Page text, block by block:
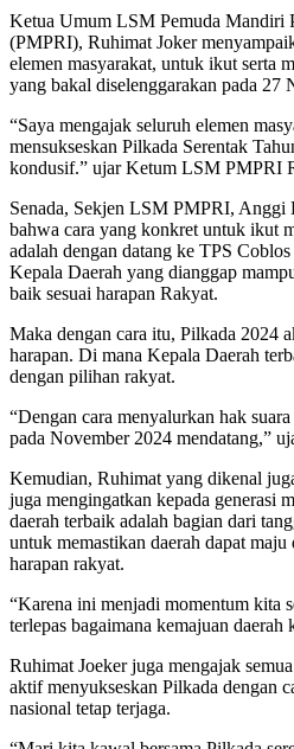
Ketua Umum LSM Pemuda Mandiri
(PMPRI), Ruhimat Joker
elemen masyarakat, untuk ikut serta
yang bakal diselenggarakan pada 27
“Saya mengajak seluruh elemen
mensukseskan Pilkada Serentak
kondusif.” ujar Ketum LSM PMPRI
Senada, Sekjen LSM PMPRI, Anggi
bahwa cara yang konkret untuk ikut
adalah dengan datang ke TPS
Kepala Daerah yang dianggap
baik sesuai harapan Rakyat.
Maka dengan cara itu, Pilkada 2024
harapan. Di mana Kepala Daerah
dengan pilihan rakyat.
“Dengan cara menyalurkan hak
pada November 2024 mendatang,”
Kemudian, Ruhimat yang dikenal
juga mengingatkan kepada generasi
daerah terbaik adalah bagian dari
untuk memastikan daerah dapat maju
harapan rakyat.
“Karena ini menjadi momentum kita
terlepas bagaimana kemajuan daerah
Ruhimat Joeker juga mengajak
aktif menyukseskan Pilkada dengan
nasional tetap terjaga.